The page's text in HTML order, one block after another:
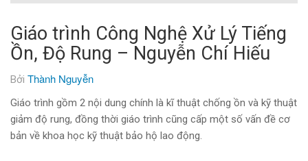
Giáo trình Công Nghệ Xử Lý Tiếng
Ồn, Độ Rung – Nguyễn Chí Hiếu
Bởi Thành Nguyễn
Giáo trình gồm 2 nội dung chính là kĩ thuật chống ồn và kỹ thuật
giảm độ rung, đồng thời giáo trình cũng cấp một số vấn đề cơ
bản về khoa học kỹ thuật bảo hộ lao động.